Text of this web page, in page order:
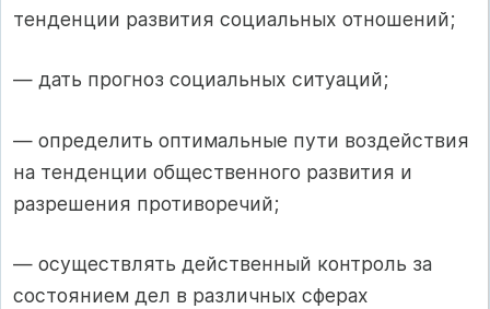
тенденции развития социальных отношений;
— дать прогноз социальных ситуаций;
— определить оптимальные пути воздействия
на тенденции общественного развития и
разрешения противоречий;
— осуществлять действенный контроль за
состоянием дел в различных сферах